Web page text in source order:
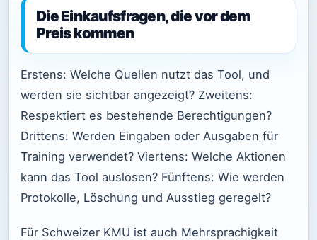
Die Einkaufsfragen, die vor dem
Preis kommen
Erstens: Welche Quellen nutzt das Tool, und
werden sie sichtbar angezeigt? Zweitens:
Respektiert es bestehende Berechtigungen?
Drittens: Werden Eingaben oder Ausgaben für
Training verwendet? Viertens: Welche Aktionen
kann das Tool auslösen? Fünftens: Wie werden
Protokolle, Löschung und Ausstieg geregelt?
Für Schweizer KMU ist auch Mehrsprachigkeit